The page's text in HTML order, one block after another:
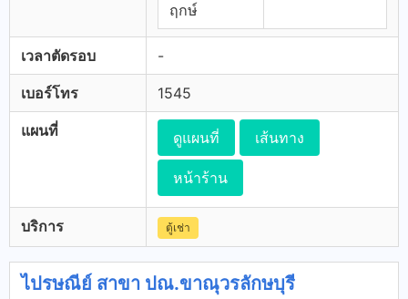
ฤกษ์
เวลาตัดรอบ -
เบอร์โทร 1545
แผนที่ ดูแผนที่ เส้นทาง
หน้าร้าน
บริการ ตู้เช่า
ไปรษณีย์ สาขา ปณ.ขาณุวรลักษบุรี